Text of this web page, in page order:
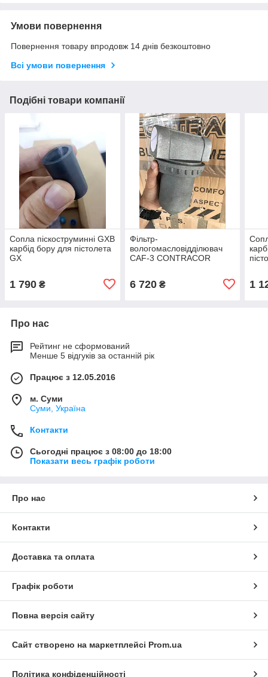
Умови повернення
Повернення товару впродовж 14 днів безкоштовно
Всі умови повернення
Подібні товари компанії
Сопла піскоструминні GXB
карбід бору для пістолета
GX
1 790 ₴
Фільтр-
вологомасловідділювач
CAF-3 CONTRACOR
6 720₴ 1
Про нас
Рейтинг не сформований
Менше 5 відгуків за останній рік
Працює з 12.05.2016
м. Суми
Суми, Україна
Контакти
Сьогодні працює з 08:00 до 18:00
Показати весь графік роботи
Про нас
Контакти
Доставка та оплата
Графік роботи
Повна версія сайту
Сайт створено на маркетплейсі Prom.ua
Політика конфіденційності